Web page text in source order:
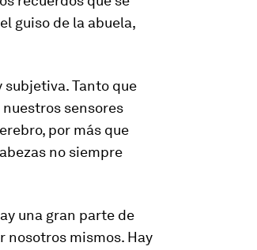
guiso de la abuela,
Tanto que
sensores
por más que
no siempre
una gran parte de
nosotros mismos. Hay